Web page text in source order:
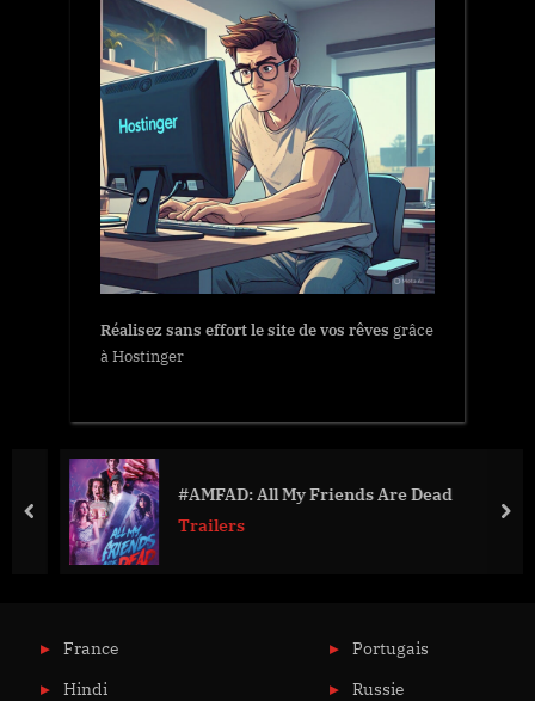
Réalisez sans effort le site de vos rêves grâce
à Hostinger
#AMFAD: All My Friends Are Dead
Trailers
prev
France
Hindi
Portugais
Russie